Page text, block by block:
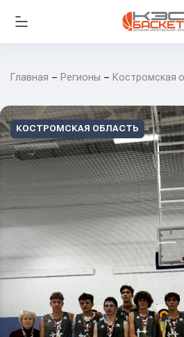
Главная Регионы Костромская
КОСТРОМСКАЯ ОБЛАСТЬ